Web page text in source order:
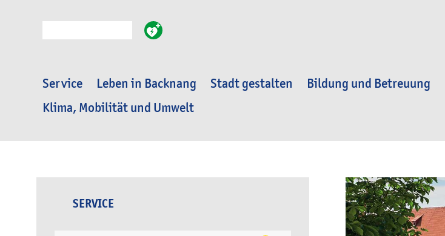
Service Leben in Backnang Stadt gestalten Bildung und Betreuung
Klima, Mobilität und Umwelt
SERVICE